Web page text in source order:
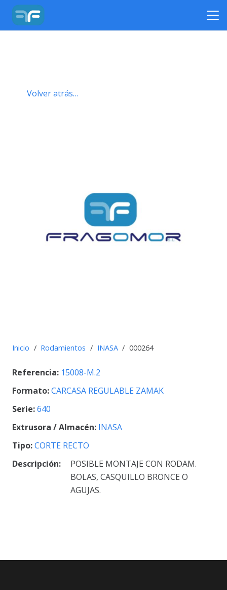
Volver atrás…
Inicio / Rodamientos / INASA / 000264
Referencia: 15008-M.2
Formato:CARCASA REGULABLE ZAMAK
Serie:640
Extrusora / Almacén: INASA
Tipo:CORTE RECTO
Descripción:
POSIBLE MONTAJE CON RODAM.
BOLAS, CASQUILLO BRONCE O
AGUJAS.